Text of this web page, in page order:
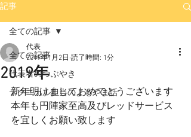
記事
全ての記事
代表者のつぶやき
テクニカル担当のよもやま話
全ての記事
2019年
代表
2019年1月2日 読了時間: 1分
新年明けましておめでとうございます
本年も円陣家至高及びレッドサービス
を宜しくお願い致します